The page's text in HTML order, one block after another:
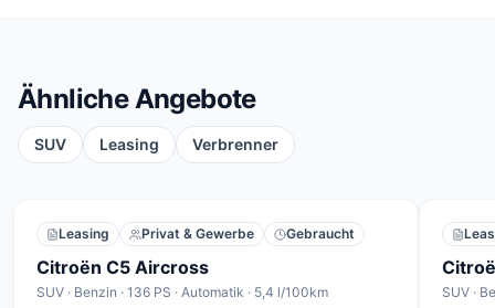
Ähnliche Angebote
SUV Leasing Verbrenner
Leasing Privat & Gewerbe Gebraucht
Citroën C5 Aircross
SUV · Benzin · 136 PS · Automatik · 5,4 l/100km SUV ·